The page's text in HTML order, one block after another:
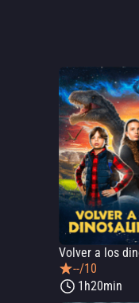
--/10
1h20min